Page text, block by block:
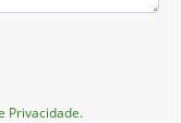
Privacidade.